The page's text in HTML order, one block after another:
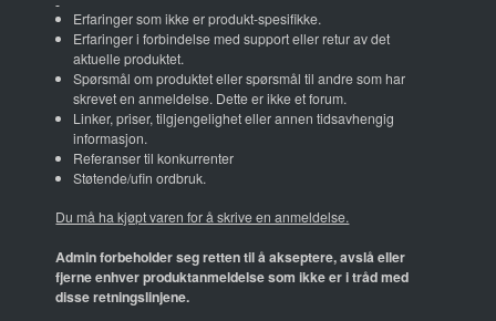
Erfaringer som ikke er produkt-spesifikke.
Erfaringer i forbindelse med support eller retur av det
aktuelle produktet.
Spørsmål om produktet eller spørsmål til andre som har
skrevet en anmeldelse. Dette er ikke et forum.
Linker, priser, tilgjengelighet eller annen tidsavhengig
informasjon.
Referanser til konkurrenter
Støtende/ufin ordbruk.
Du må ha kjøpt varen for å skrive en anmeldelse.
Admin forbeholder seg retten til å akseptere, avslå eller
fjerne enhver produktanmeldelse som ikke er i tråd med
disse retningslinjene.